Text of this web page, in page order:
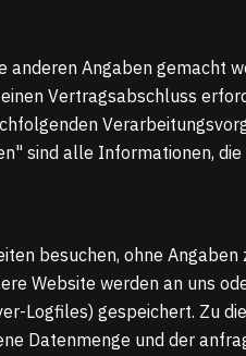
anderen Angaben gemacht
Vertragsabschluss
sind alle Informationen,
besuchen, ohne
Website werden an uns
Logfiles) gespeichert. Zu
Datenmenge und der